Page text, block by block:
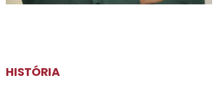
HISTÓRIA